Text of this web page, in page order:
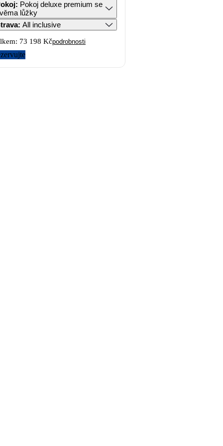
: Pokoj deluxe premium se
lůžky
: All inclusive
73 198 Kčpodrobnosti